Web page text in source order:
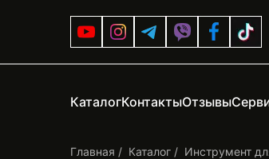
КаталогКонтактыОтзывы
Главная Каталог Инструмент